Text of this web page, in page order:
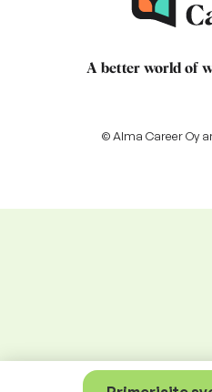
A better world of
© Alma Career Oy